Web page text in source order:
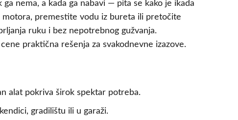
nema, a kada ga nabavi — pita se kako je ikada
motora, premestite vodu iz bureta ili pretočite
ruku i bez nepotrebnog gužvanja.
praktična rešenja za svakodnevne izazove.
alat pokriva širok spektar potreba.
gradilištu ili u garaži.